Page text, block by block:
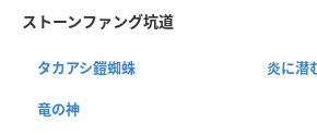
ストーンファング坑道
タカアシ鎧蜘蛛 炎に潜
竜の神